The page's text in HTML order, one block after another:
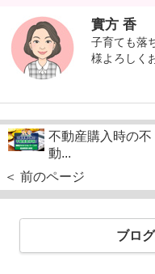
實方 香
子育ても落
様よろしく
不動産購入時の不
動...
＜ 前のページ
ブロ